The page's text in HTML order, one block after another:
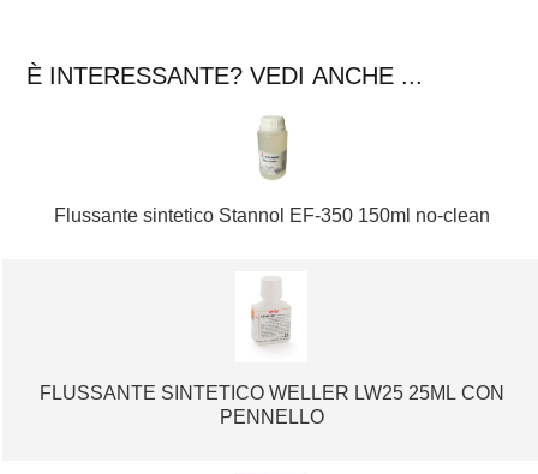
È INTERESSANTE? VEDI ANCHE ...
Flussante sintetico Stannol EF-350 150ml no-clean
FLUSSANTE SINTETICO WELLER LW25 25ML CON
PENNELLO